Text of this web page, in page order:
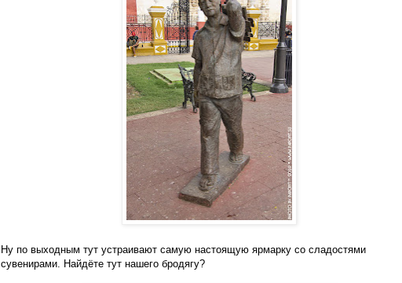
Ну по выходным тут устраивают самую настоящую ярмарку со сладостями
сувенирами. Найдёте тут нашего бродягу?